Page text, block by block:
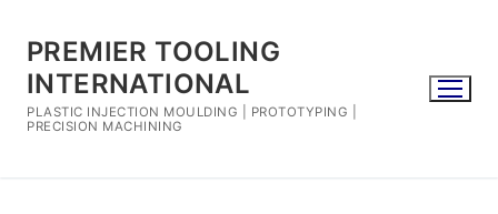
content
PREMIER TOOLING
INTERNATIONAL
PLASTIC INJECTION MOULDING | PROTOTYPING |
PRECISION MACHINING